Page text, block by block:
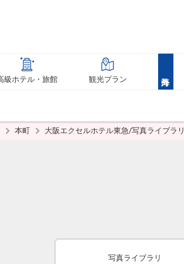
級ホテル・旅館 観光プラン
本町 大阪エクセルホテル東急/写真ライブラリ
写真ライブラリ